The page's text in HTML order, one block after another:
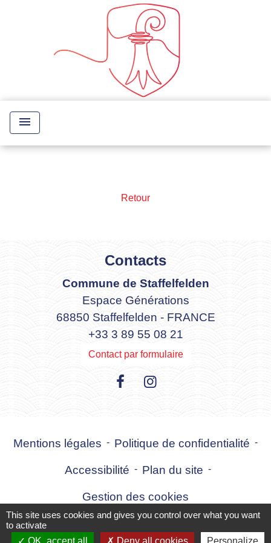
menu
Retour
Contacts
Commune de Staffelfelden
Espace Générations
68850 Staffelfelden - FRANCE
+33 3 89 55 08 21
Contact par formulaire
Mentions légales - Politique de confidentialité -
Accessibilité - Plan du site -
Gestion des cookies
This site uses cookies and gives you control over what you want
to activate
OK, accept all
Deny all cookies Personalize